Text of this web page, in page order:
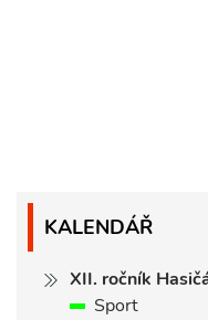
KALENDÁŘ
XII. ročník
Sport